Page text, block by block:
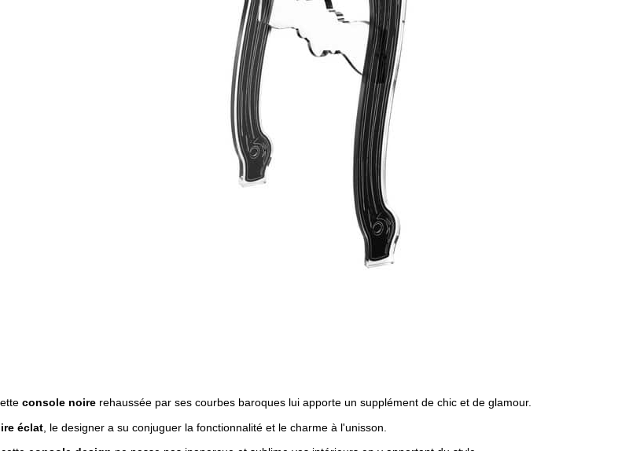
console noire rehaussée par ses courbes baroques lui apporte un supplément de chic et de glamour.
éclat, le designer a su conjuguer la fonctionnalité et le charme à l'unisson.